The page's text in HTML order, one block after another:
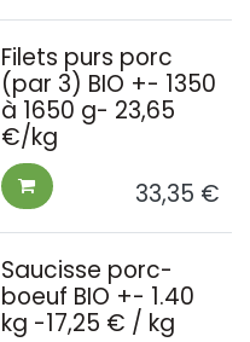
Filets purs porc
(par 3) BIO +- 1350
à 1650 g- 23,65
€/kg
33,35 €
Saucisse porc-
boeuf BIO +- 1.40
kg -17,25 € / kg